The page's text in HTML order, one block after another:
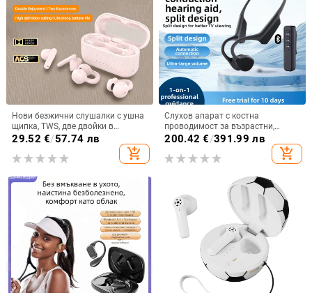
Нови безжични слушалки с ушна
щипка, TWS, две двойки в
комплект, Bluetooth
29.52 €/57.74 лв
add_shopping_cart
Слухов апарат с костна
проводимост за възрастни,
двустранен, Bluetooth,
водоустойчив, интелигентно
устройство за слух
200.42 €/391.99 лв
add_shopping_cart